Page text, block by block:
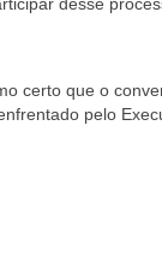
certo que o
pelo